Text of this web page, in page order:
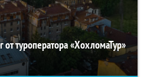
туроператора «ХохломаТур»